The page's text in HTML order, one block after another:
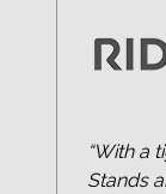
“With a
Stands